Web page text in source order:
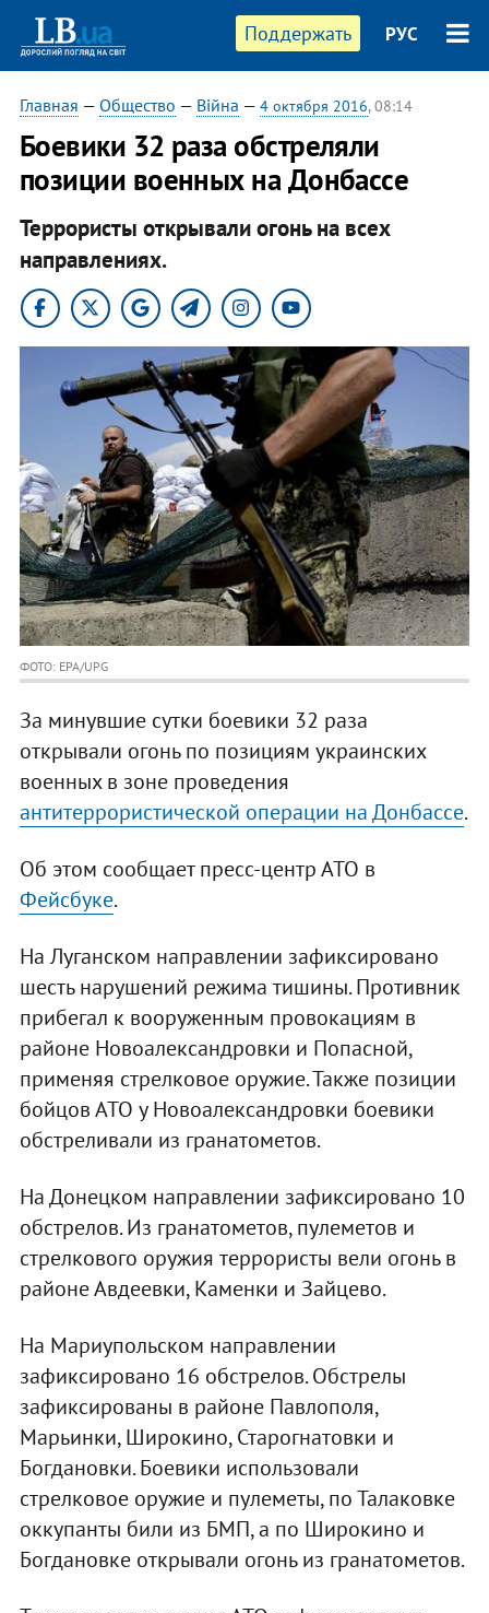
Поддержать РУС
Главная — Общество — Війна — 4 октября 2016, 08:14
Боевики 32 раза обстреляли
позиции военных на Донбассе
Террористы открывали огонь на всех
направлениях.
ФОТО: EPA/UPG
За минувшие сутки боевики 32 раза
открывали огонь по позициям украинских
военных в зоне проведения
антитеррористической операции на Донбассе.
Об этом сообщает пресс-центр АТО в
Фейсбуке.
На Луганском направлении зафиксировано
шесть нарушений режима тишины. Противник
прибегал к вооруженным провокациям в
районе Новоалександровки и Попасной,
применяя стрелковое оружие. Также позиции
бойцов АТО у Новоалександровки боевики
обстреливали из гранатометов.
На Донецком направлении зафиксировано 10
обстрелов. Из гранатометов, пулеметов и
стрелкового оружия террористы вели огонь в
районе Авдеевки, Каменки и Зайцево.
На Мариупольском направлении
зафиксировано 16 обстрелов. Обстрелы
зафиксированы в районе Павлополя,
Марьинки, Широкино, Старогнатовки и
Богдановки. Боевики использовали
стрелковое оружие и пулеметы, по Талаковке
оккупанты били из БМП, а по Широкино и
Богдановке открывали огонь из гранатометов.